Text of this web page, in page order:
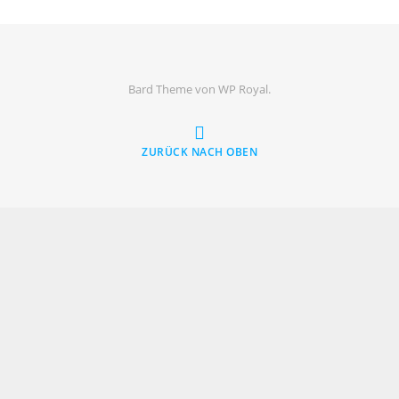
Bard Theme von WP Royal.
ZURÜCK NACH OBEN